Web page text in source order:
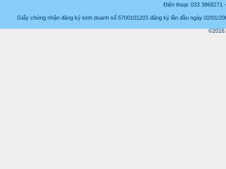
Điện thoại: 033 3868271
Giấy chứng nhận đăng ký kinh doanh số 5700101203 đăng ký lần đầu ngày 02/01/
©2016